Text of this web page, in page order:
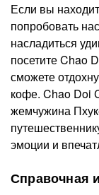
Если вы
попробовать
насладиться
посетите Chao
сможете
кофе. Chao Doi
жемчужина
эмоции и
Справочная